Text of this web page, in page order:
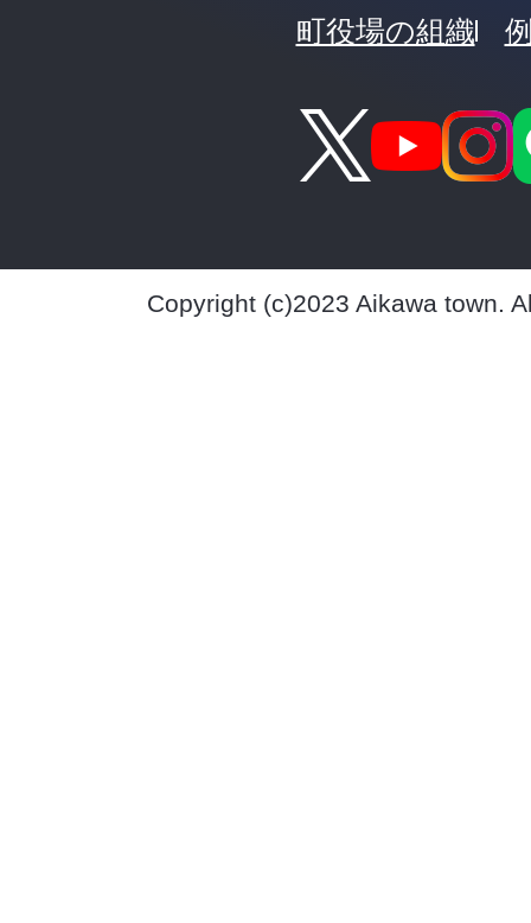
町役場の組織
Copyright (c)2023 Aikawa town.